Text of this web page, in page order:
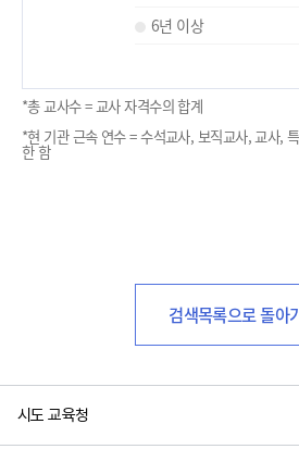
6년 이상
*총 교사수 = 교사 자격수의 합계
*현 기관 근속 연수 = 수석교사, 보직교사, 교사,
한 함
검색목록으로 돌아
시도 교육청